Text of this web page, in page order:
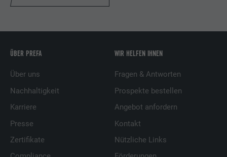
ÜBER PREFA
Über uns
Nachhaltigkeit
Karriere
Presse
Zertifikate
WIR HELFEN IHNEN
Fragen & Antworten
Prospekte bestellen
Angebot anfordern
Kontakt
Nützliche Links